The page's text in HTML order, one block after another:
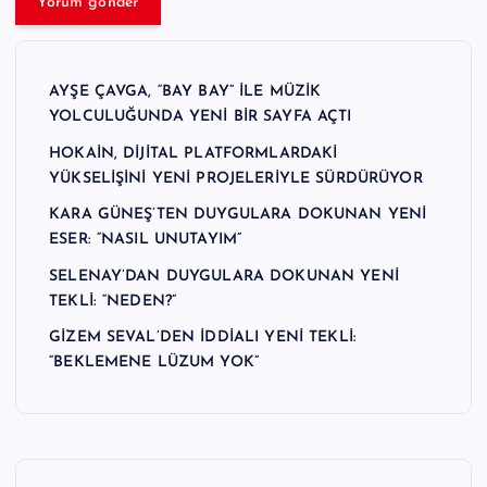
AYŞE ÇAVGA, “BAY BAY” İLE MÜZİK
YOLCULUĞUNDA YENİ BİR SAYFA AÇTI
HOKAİN, DİJİTAL PLATFORMLARDAKİ
YÜKSELİŞİNİ YENİ PROJELERİYLE SÜRDÜRÜYOR
KARA GÜNEŞ’TEN DUYGULARA DOKUNAN YENİ
ESER: “NASIL UNUTAYIM”
SELENAY’DAN DUYGULARA DOKUNAN YENİ
TEKLİ: “NEDEN?”
GİZEM SEVAL’DEN İDDİALI YENİ TEKLİ:
“BEKLEMENE LÜZUM YOK”